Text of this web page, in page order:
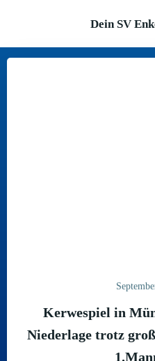
Dein SV
Kerwespiel in
Niederlage trotz